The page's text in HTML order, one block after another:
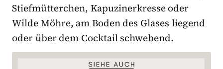
Stiefmütterchen, Kapuzinerkresse oder
Wilde Möhre, am Boden des Glases liegend
oder über dem Cocktail schwebend.